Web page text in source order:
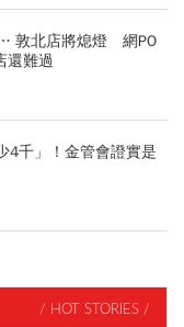
… 敦北店將熄燈 網PO
還難過
4千」！金管會證實是
/ HOT STORIES /